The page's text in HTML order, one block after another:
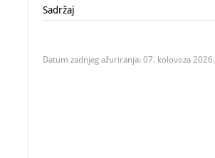
Sadržaj
Datum zadnjeg ažuriranja: 07. kolovoza 2026.